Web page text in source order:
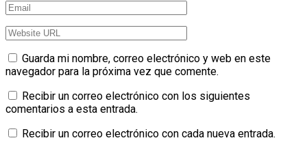
Guarda mi nombre, correo electrónico y web en este
navegador para la próxima vez que comente.
Recibir un correo electrónico con los siguientes
comentarios a esta entrada.
Recibir un correo electrónico con cada nueva entrada.